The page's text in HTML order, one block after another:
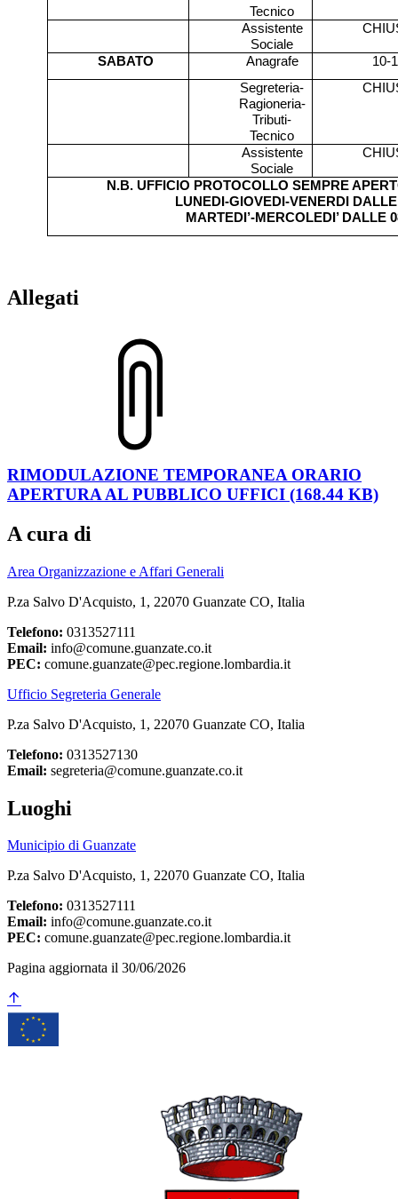
Tecnico
Assistente
Sociale
SABATO Anagrafe
10-
Segreteria-
Ragioneria-
Tributi-
Tecnico
Assistente
Sociale
N.B. UFFICIO PROTOCOLLO SEMPRE
LUNEDI-GIOVEDI-VENERDI
MARTEDI’-MERCOLEDI’ DALLE
Allegati
RIMODULAZIONE TEMPORANEA ORARIO
APERTURA AL PUBBLICO UFFICI (168.44 KB)
A cura di
Area Organizzazione e Affari Generali
P.za Salvo D'Acquisto, 1, 22070 Guanzate CO, Italia
Telefono: 0313527111
Email: info@comune.guanzate.co.it
PEC: comune.guanzate@pec.regione.lombardia.it
Ufficio Segreteria Generale
P.za Salvo D'Acquisto, 1, 22070 Guanzate CO, Italia
Telefono: 0313527130
Email: segreteria@comune.guanzate.co.it
Luoghi
Municipio di Guanzate
P.za Salvo D'Acquisto, 1, 22070 Guanzate CO, Italia
Telefono: 0313527111
Email: info@comune.guanzate.co.it
PEC: comune.guanzate@pec.regione.lombardia.it
Pagina aggiornata il 30/06/2026